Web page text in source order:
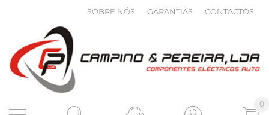
SOBRE NÓS GARANTIAS CONTACTOS
0